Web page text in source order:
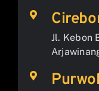
Jl. Kebon